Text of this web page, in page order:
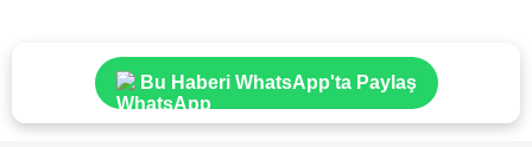
Bu Haberi WhatsApp'ta Paylaş